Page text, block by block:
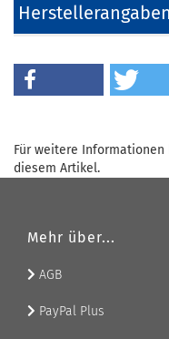
Herstellerangaben
Für weitere
diesem Artikel.
Mehr über...
AGB
PayPal Plus